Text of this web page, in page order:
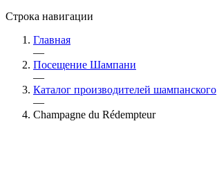
Строка навигации
Главная
—
Посещение Шампани
—
Каталог производителей шампанского
—
Champagne du Rédempteur